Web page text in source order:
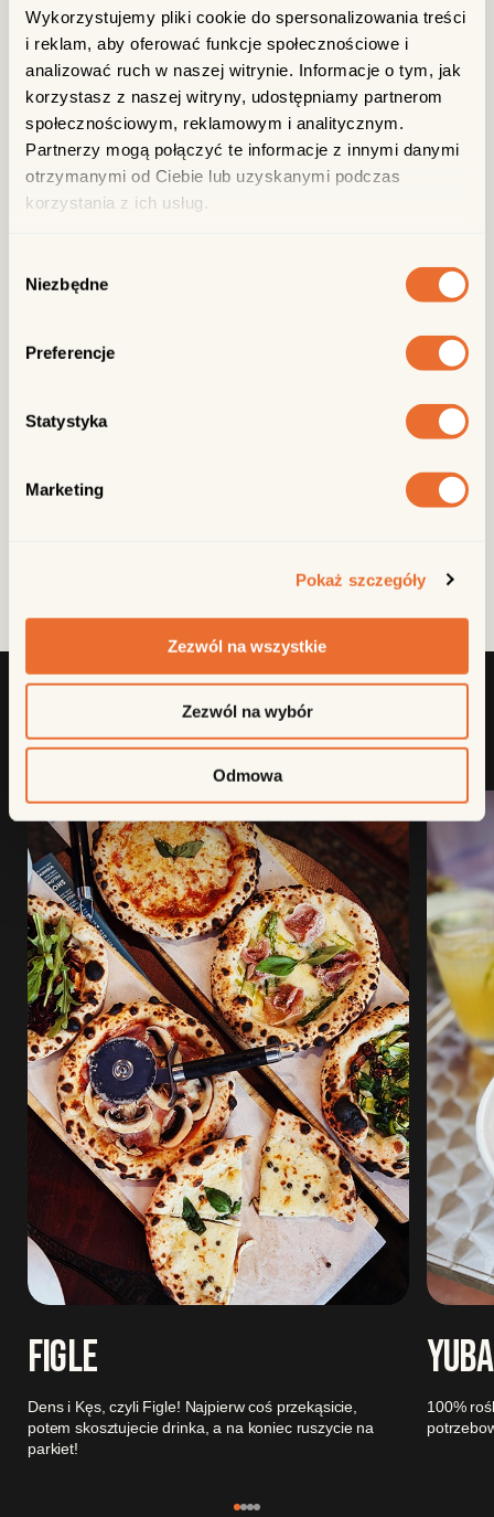
Wykorzystujemy pliki cookie do spersonalizowania treści
i reklam, aby oferować funkcje społecznościowe i
analizować ruch w naszej witrynie. Informacje o tym, jak
korzystasz z naszej witryny, udostępniamy partnerom
społecznościowym, reklamowym i analitycznym.
Partnerzy mogą połączyć te informacje z innymi danymi
otrzymanymi od Ciebie lub uzyskanymi podczas
korzystania z ich usług.
zgody
Niezbędne
Preferencje
Statystyka
Marketing
Pokaż szczegóły
Zezwól na wszystkie
Zezwól na wybór
Odmowa
cały proces przygotowania ramenu, od bulionu po finalne
składanie miski.
Bliskość Starego Rynku sprawia, że to idealny przystanek
zarówno na szybki lunch, jak i dłuższe, weekendowe spotkania
przy dobrym jedzeniu i (teraz też) koktajlach.
WYŚLIJ ZNAJOMYM
ZOBACZ PODOBNE
FIGLE
Dens i Kęs, czyli Figle! Najpierw coś przekąsicie,
potem skosztujecie drinka, a na koniec ruszycie na
parkiet!
YUBA
100%